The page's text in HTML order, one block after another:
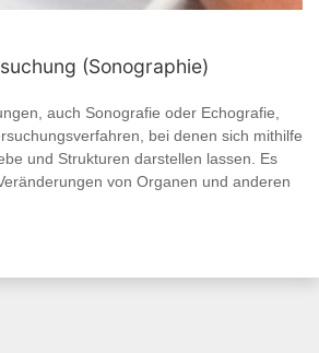
(Sonographie)
auch Sonografie oder Echografie,
bei denen sich mithilfe
und Strukturen darstellen lassen. Es
von Organen und anderen